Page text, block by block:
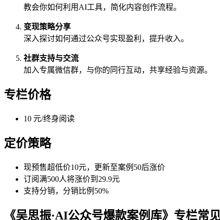
教会你如何利用AI工具，简化内容创作流程。
变现策略分享
深入探讨如何通过公众号实现盈利，提升收入。
社群支持与交流
加入专属微信群，与你的同行互动，共享经验与资源。
专栏价格
10 元/终身阅读
定价策略
现预售超低价10元，更新至案例50后涨价
订阅满500人将涨价到29.9元
支持分销，分销比例50%
《吴思振·AI公众号爆款案例库》专栏常